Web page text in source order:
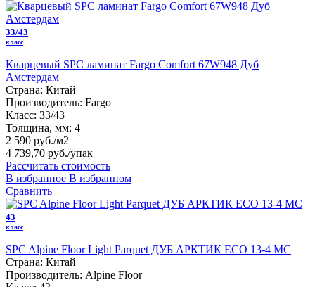
33/43
класс
Кварцевый SPC ламинат Fargo Comfort 67W948 Дуб
Амстердам
Страна: Китай
Производитель: Fargo
Класс: 33/43
Толщина, мм: 4
2 590 руб./м2
4 739,70 руб./упак
Рассчитать стоимость
В избранное В избранном
Сравнить
43
класс
SPC Alpine Floor Light Parquet ДУБ АРКТИК ЕСО 13-4 MC
Страна: Китай
Производитель: Alpine Floor